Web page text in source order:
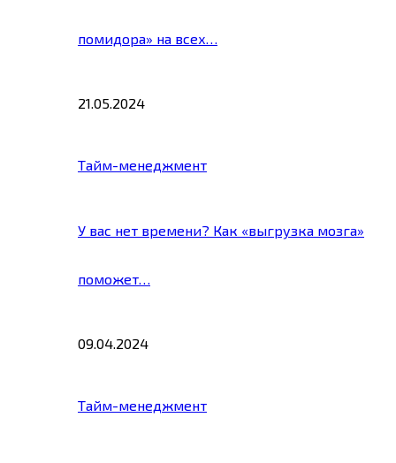
помидора» на всех…
21.05.2024
Тайм-менеджмент
У вас нет времени? Как «выгрузка мозга»
поможет…
09.04.2024
Тайм-менеджмент